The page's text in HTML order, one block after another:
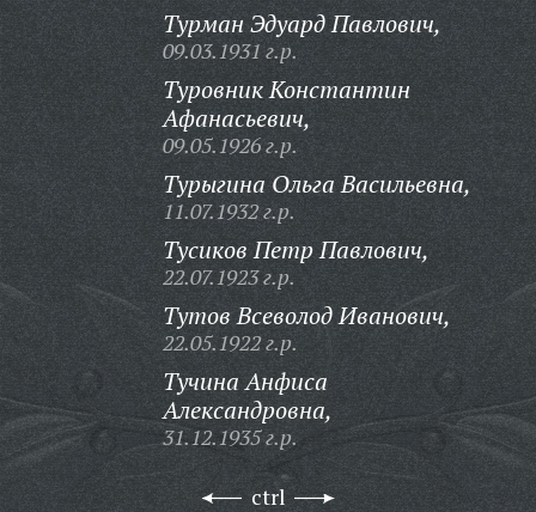
Турман Эдуард Павлович,
09.03.1931 г.р.
Туровник Константин
Афанасьевич,
09.05.1926 г.р.
Турыгина Ольга Васильевна,
11.07.1932 г.р.
Тусиков Петр Павлович,
22.07.1923 г.р.
Тутов Всеволод Иванович,
22.05.1922 г.р.
Тучина Анфиса
Александровна,
31.12.1935 г.р.
ctrl